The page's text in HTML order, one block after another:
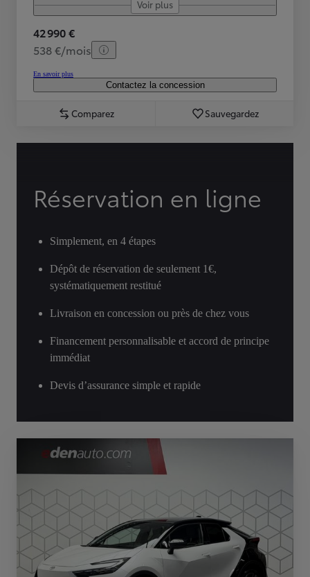
Voir plus
42 990 €
538 €/mois
En savoir plus
Contactez la concession
Comparez Sauvegardez
Réservation en ligne
Simplement, en 4 étapes
Dépôt de réservation de seulement 1€,
systématiquement restitué
Livraison en concession ou près de chez vous
Financement personnalisable et accord de principe
immédiat
Devis d’assurance simple et rapide